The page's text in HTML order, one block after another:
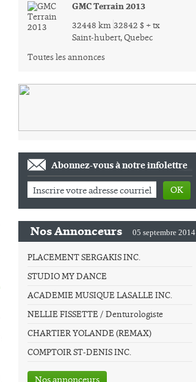
GMC Terrain 2013
32448 km 32842 $ + tx
Saint-hubert, Quebec
Toutes les annonces
Abonnez-vous à notre infolettre
OK
Nos Annonceurs 05 septembre 2014
PLACEMENT SERGAKIS INC.
STUDIO MY DANCE
ACADEMIE MUSIQUE LASALLE INC.
NELLIE FISSETTE / Denturologiste
CHARTIER YOLANDE (REMAX)
COMPTOIR ST-DENIS INC.
Nos annonceurs